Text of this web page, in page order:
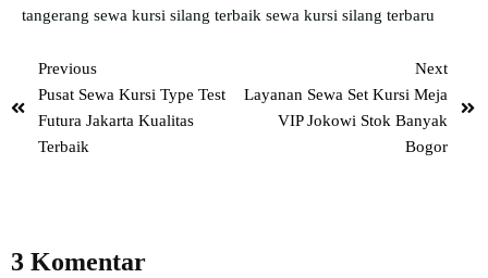
tangerang sewa kursi silang terbaik sewa kursi silang terbaru
Previous
Pusat Sewa Kursi Type Test
Futura Jakarta Kualitas
Terbaik
Next
Layanan Sewa Set Kursi Meja
VIP Jokowi Stok Banyak
Bogor
3 Komentar